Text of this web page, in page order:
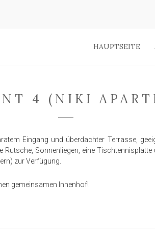
HAUPTSEITE
4 (NIKI
Eingang und überdachter Terrasse,
Rutsche, Sonnenliegen, eine
zur Verfügung.
gemeinsamen Innenhof!